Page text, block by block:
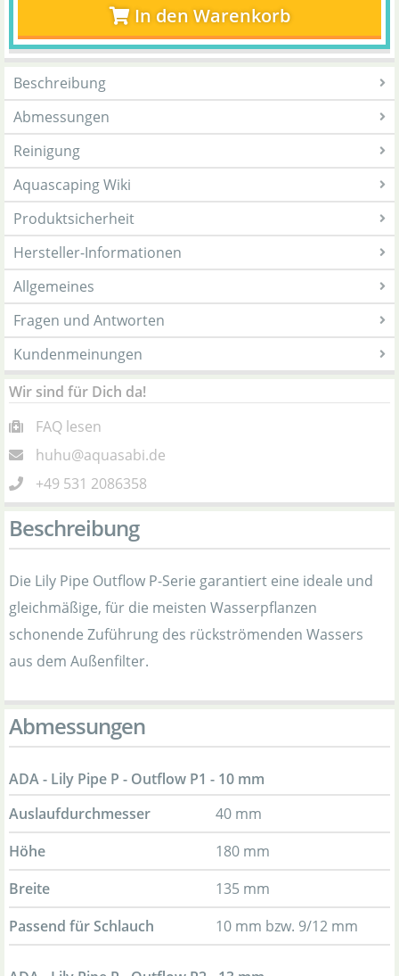
In den Warenkorb
Beschreibung
Abmessungen
Reinigung
Aquascaping Wiki
Produktsicherheit
Hersteller-Informationen
Allgemeines
Fragen und Antworten
Kundenmeinungen
Wir sind für Dich da!
FAQ lesen
huhu@aquasabi.de
+49 531 2086358
Beschreibung
Die Lily Pipe Outflow P-Serie garantiert eine ideale und
gleichmäßige, für die meisten Wasserpflanzen
schonende Zuführung des rückströmenden Wassers
aus dem Außenfilter.
Abmessungen
ADA - Lily Pipe P - Outflow P1 - 10 mm
Auslaufdurchmesser
40 mm
Höhe
180 mm
Breite
135 mm
Passend für Schlauch
10 mm bzw. 9/12 mm